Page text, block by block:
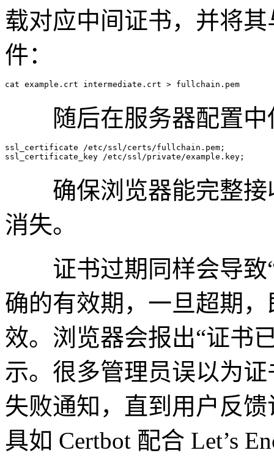
载对应中间证书，并将
件：
随后在服务器配置中
ssl_certificate /etc/ssl/certs/fullchain.pem;
确保浏览器能完整接
消失。
证书过期同样会导致“
确的有效期，一旦超期
效。浏览器会报出“证书
示。很多管理员误以为
失败通知，直到用户反
具如 Certbot 配合 Let’s